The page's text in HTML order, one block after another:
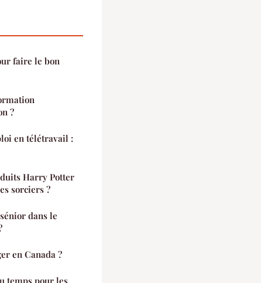
faire le bon
?
en télétravail :
Harry Potter
sorciers ?
dans le
en Canada ?
temps pour les